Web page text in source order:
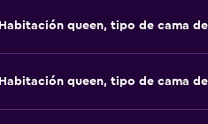
Habitación queen, tipo de cama
Habitación queen, tipo de cama